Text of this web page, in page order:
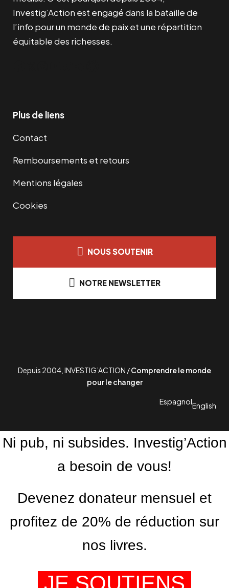
Investig’Action est engagé dans la bataille de
l’info pour un monde de paix et une répartition
équitable des richesses.
Plus de liens
Contact
Remboursements et retours
Mentions légales
Cookies
NOUS SOUTENIR
NOTRE NEWSLETTER
Depuis 2004, INVESTIG’ACTION /Comprendre le monde
pour le changer
EspagnolEnglish
Ni pub, ni subsides. Investig’Action
a besoin de vous!
Devenez donateur mensuel et
profitez de 20% de réduction sur
nos livres.